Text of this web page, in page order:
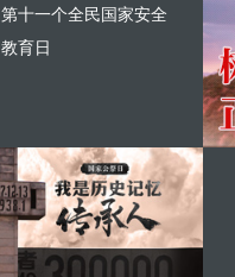
第十一个全民国家安全
教育日